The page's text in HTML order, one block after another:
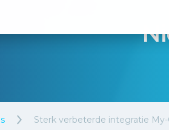
Sterk verbeterde integratie